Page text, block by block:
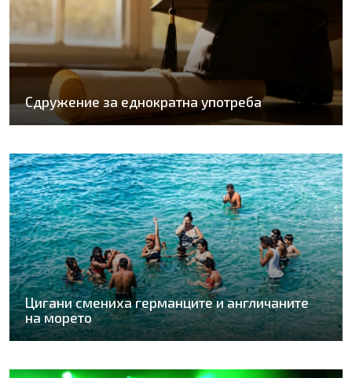
Сдружение за еднократна употреба
Цигани смениха германците и англичаните
на морето